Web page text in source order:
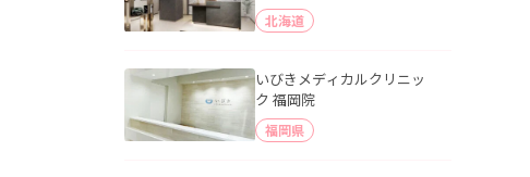
北海道
いびきメディカルクリニッ
ク 福岡院
福岡県